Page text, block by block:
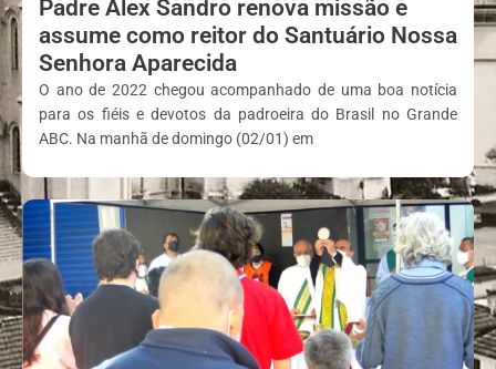
Padre Alex Sandro renova missão e
assume como reitor do Santuário Nossa
Senhora Aparecida
O ano de 2022 chegou acompanhado de uma boa notícia
para os fiéis e devotos da padroeira do Brasil no Grande
ABC. Na manhã de domingo (02/01) em